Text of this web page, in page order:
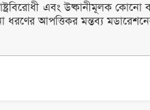
এবং উষ্কানীমূলক কোনো
আপত্তিকর মন্তব্য